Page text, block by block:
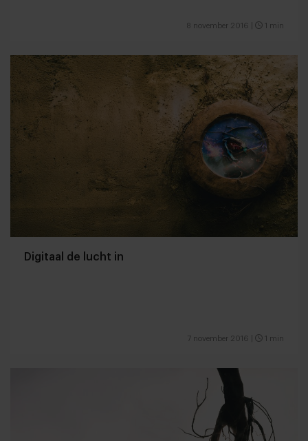
8 november 2016 1 min
Digitaal de lucht in
7 november 2016 1 min